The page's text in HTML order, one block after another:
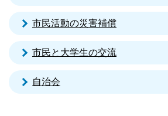
市民活動の災害補償
市民と大学生の交流
自治会